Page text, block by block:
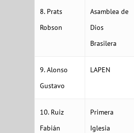
8. Prats
Robson
Asamblea de
Dios
Brasilera
9. Alonso
Gustavo
LAPEN
10. Ruiz
Fabián
Primera
Iglesia